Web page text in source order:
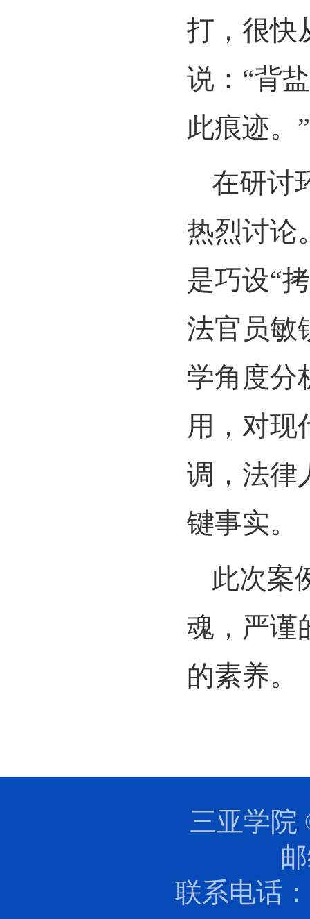
打，很快
说： “背
此痕迹。 ”
在研讨
热烈讨论
是巧设“
法官员敏
学角度分
用，对现
调，法律
键事实。
此次案
魂，严谨
的素养。
三亚学院
联系电话